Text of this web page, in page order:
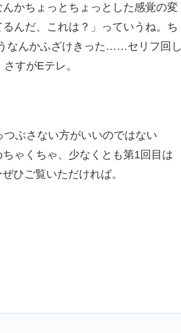
かちょっとちょっとした感覚の変
んだ、これは？」っていうね。ち
なんかふざけきった……セリフ回し
すがEテレ。
つぶさない方がいいのではない
ゃくちゃ、少なくとも第1回目は
ひご覧いただければ。